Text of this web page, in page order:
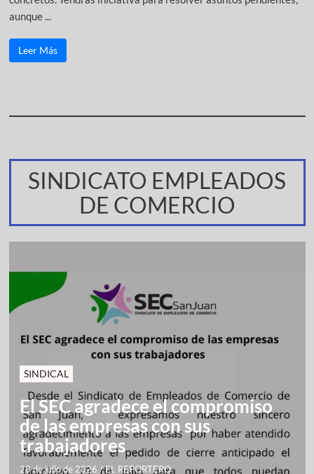
aunque ...
Leer Más
SINDICATO EMPLEADOS
DE COMERCIO
SINDICAL
El SEC agradece el compromiso
de las empresas con sus
trabajadores
28 de julio de 2026 /EL REPORTERO